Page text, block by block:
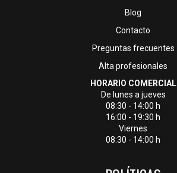
Blog
Contacto
Preguntas frecuentes
Alta profesionales
HORARIO COMERCIAL
De lunes a jueves
08:30 - 14:00 h
16:00 - 19:30 h
Viernes
08:30 - 14:00 h